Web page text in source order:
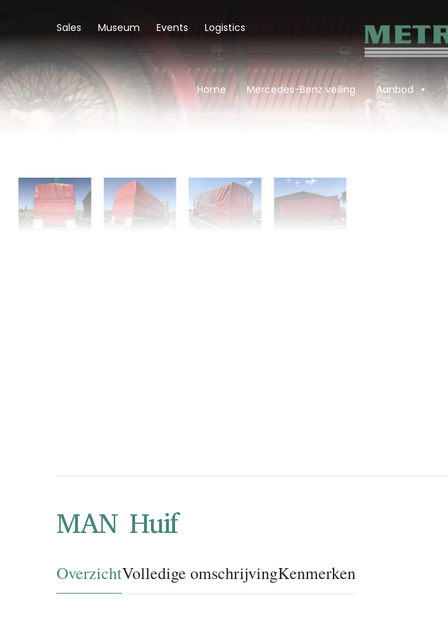
Sales Museum Events Logistics
Home Mercedes-Benz veiling Aanbod
‹
MAN Huif
OverzichtVolledige omschrijvingKenmerken